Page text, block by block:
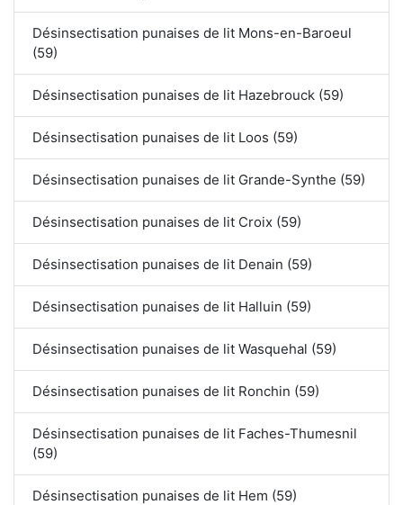
Désinsectisation punaises de lit Mons-en-Baroeul
(59)
Désinsectisation punaises de lit Hazebrouck (59)
Désinsectisation punaises de lit Loos (59)
Désinsectisation punaises de lit Grande-Synthe (59)
Désinsectisation punaises de lit Croix (59)
Désinsectisation punaises de lit Denain (59)
Désinsectisation punaises de lit Halluin (59)
Désinsectisation punaises de lit Wasquehal (59)
Désinsectisation punaises de lit Ronchin (59)
Désinsectisation punaises de lit Faches-Thumesnil
(59)
Désinsectisation punaises de lit Hem (59)